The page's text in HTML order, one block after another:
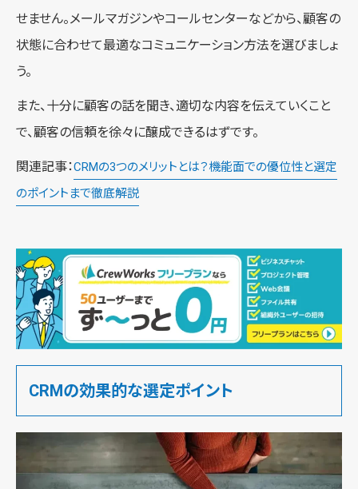
せません。メールマガジンやコールセンターなどから、顧客の
状態に合わせて最適なコミュニケーション方法を選びましょ
う。
また、十分に顧客の話を聞き、適切な内容を伝えていくこと
で、顧客の信頼を徐々に醸成できるはずです。
関連記事：CRMの3つのメリットとは？機能面での優位性と選定
のポイントまで徹底解説
CRMの効果的な選定ポイント